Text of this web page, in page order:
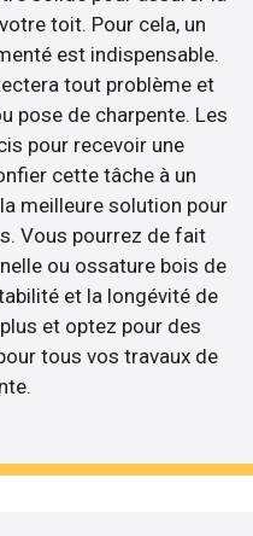
toit. Pour cela, un
est indispensable.
tout problème et
pose de charpente. Les
pour recevoir une
cette tâche à un
meilleure solution pour
Vous pourrez de fait
ou ossature bois de
et la longévité de
et optez pour des
tous vos travaux de